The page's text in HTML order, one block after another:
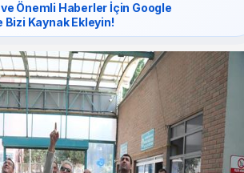
Önemli Haberler İçin Google
Kaynak Ekleyin!